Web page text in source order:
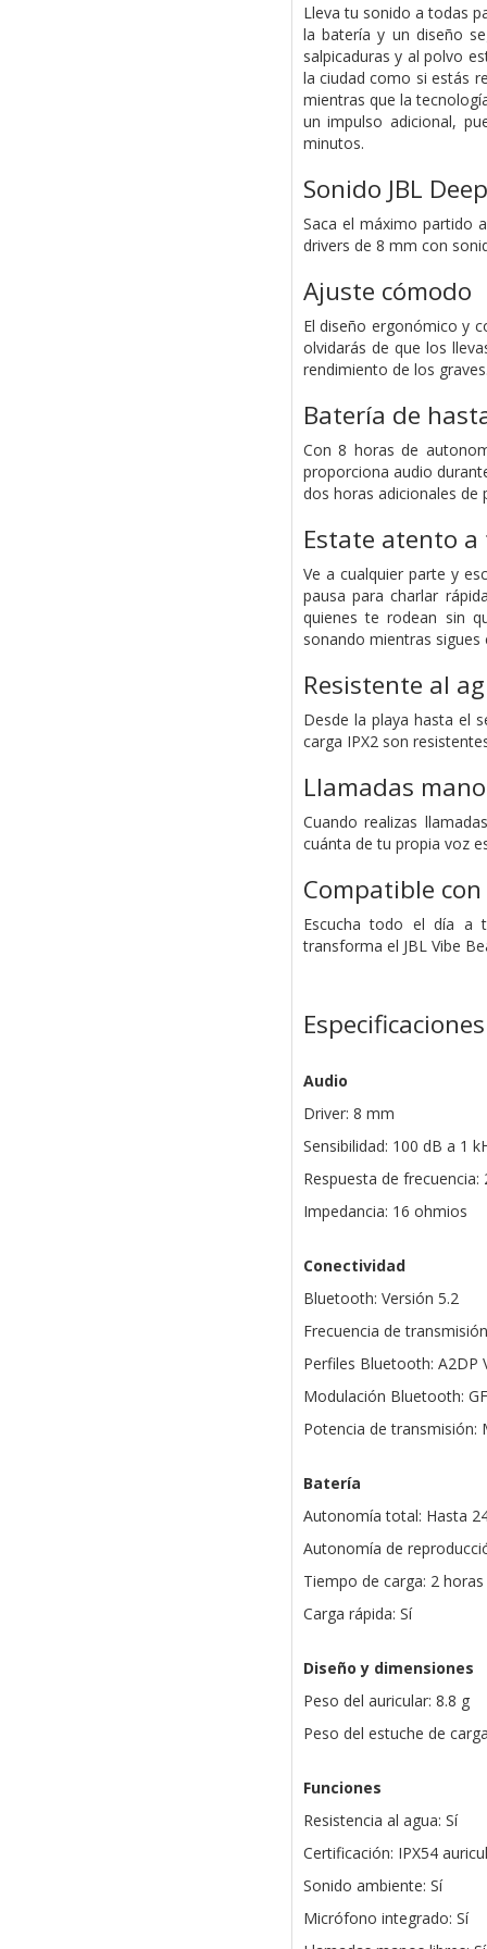
Lleva tu sonido a todas
la batería y un diseño
salpicaduras y al polvo
la ciudad como si estás
mientras que la
un impulso adicional,
minutos.
Sonido JBL
Saca el máximo partido
drivers de 8 mm con
Ajuste cómodo
El diseño ergonómico y
olvidarás de que los
rendimiento de los
Batería de
Con 8 horas de
proporciona audio
dos horas adicionales de
Estate atento
Ve a cualquier parte y
pausa para charlar
quienes te rodean sin
sonando mientras
Resistente al
Desde la playa hasta el
carga IPX2 son
Llamadas
Cuando realizas
cuánta de tu propia voz
Compatible
Escucha todo el día a
transforma el JBL Vibe
Especificaciones
Audio
Driver: 8 mm
Sensibilidad: 100 dB a 1
Respuesta de frecuencia:
Impedancia: 16 ohmios
Conectividad
Bluetooth: Versión 5.2
Frecuencia de
Perfiles Bluetooth: A2DP
Modulación Bluetooth:
Potencia de transmisión:
Batería
Autonomía total: Hasta
Autonomía de
Tiempo de carga: 2 horas
Carga rápida: Sí
Diseño y dimensiones
Peso del auricular: 8.8 g
Peso del estuche de
Funciones
Resistencia al agua: Sí
Certificación: IPX54
Sonido ambiente: Sí
Micrófono integrado: Sí